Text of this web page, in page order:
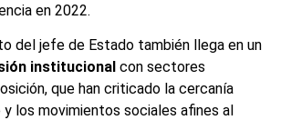
en 2022.
del jefe de Estado también llega en un
institucional con sectores
que han criticado la cercanía
y los movimientos sociales afines al